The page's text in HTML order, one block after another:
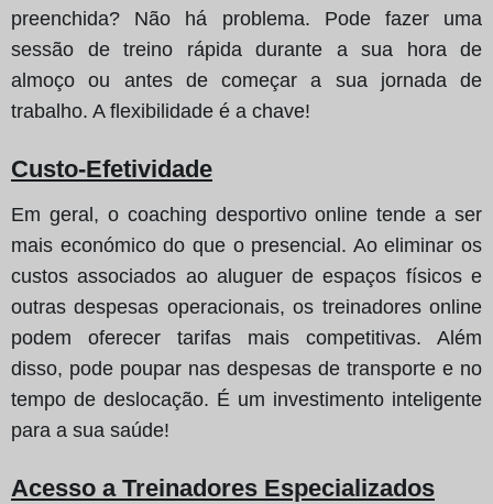
preenchida? Não há problema. Pode fazer uma
sessão de treino rápida durante a sua hora de
almoço ou antes de começar a sua jornada de
trabalho. A flexibilidade é a chave!
Custo-Efetividade
Em geral, o coaching desportivo online tende a ser
mais económico do que o presencial. Ao eliminar os
custos associados ao aluguer de espaços físicos e
outras despesas operacionais, os treinadores online
podem oferecer tarifas mais competitivas. Além
disso, pode poupar nas despesas de transporte e no
tempo de deslocação. É um investimento inteligente
para a sua saúde!
Acesso a Treinadores Especializados